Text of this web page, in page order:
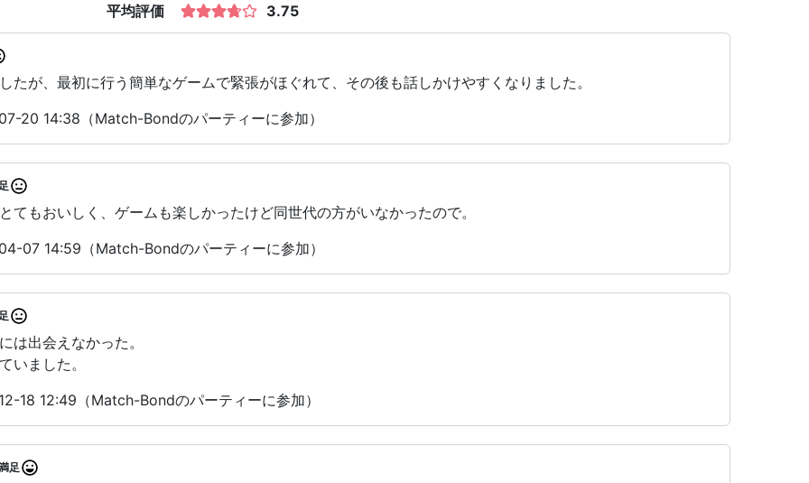
平均評価 3.75
たが、最初に行う簡単なゲームで緊張がほぐれて、その後も話しかけやすくなりました。
20 14:38（Match-Bondのパーティーに参加）
てもおいしく、ゲームも楽しかったけど同世代の方がいなかったので。
07 14:59（Match-Bondのパーティーに参加）
は出会えなかった。
いました。
18 12:49（Match-Bondのパーティーに参加）
足